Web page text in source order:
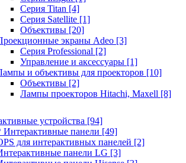
Серия Titan [4]
Серия Satellite [1]
Объективы [20]
экраны Adeo [3]
Серия Professional [2]
Управление и аксессуары [1]
и объективы для проекторов [10]
Объективы [2]
Лампы проекторов Hitachi, Maxell [8]
устройства [94]
Интерактивные панели [49]
для интерактивных панелей [2]
панели LG [3]